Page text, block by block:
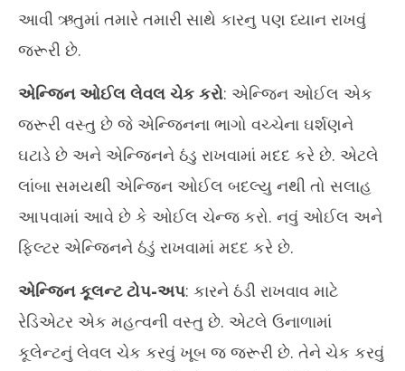
NOW VIEWING
ઉનાળાની ઋતુમાં તમારી કારને આપો સ્પેશિયલ ટ્રિટમેન્ટ, અપનાવો આ
જરૂરી ટિપ્સ
8,
2024
આવી ઋતુમાં તમારે તમારી સાથે કારનુ પણ ધ્યાન રાખવું
જરૂરી છે.
એન્જિન ઓઈલ લેવલ ચેક કરો: એન્જિન ઓઈલ એક
જરૂરી વસ્તુ છે જે એન્જિનના ભાગો વચ્ચેના ઘર્શણને
ઘટાડે છે અને એન્જિનને ઠંડુ રાખવામાં મદદ કરે છે. એટલે
લાંબા સમયથી એન્જિન ઓઈલ બદલ્યુ નથી તો સલાહ
આપવામાં આવે છે કે ઓઈલ ચેન્જ કરો. નવું ઓઈલ અને
ફિલ્ટર એન્જિનને ઠંડું રાખવામાં મદદ કરે છે.
એન્જિન કૂલન્ટ ટોપ-અપ: કારને ઠંડી રાખવાવ માટે
રેડિએટર એક મહત્વની વસ્તુ છે. એટલે ઉનાળામાં
કૂલેન્ટનું લેવલ ચેક કરવું ખૂબ જ જરૂરી છે. તેને ચેક કરવું